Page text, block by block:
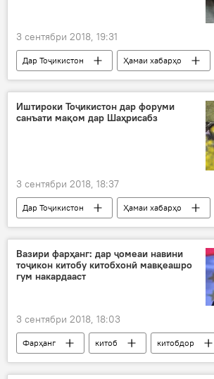
3 сентябри 2018, 19:31
Дар Тоҷикистон
Ҳамаи хабарҳо
ҷоиза
рӯзноманигор
бонувон
Иштироки Тоҷикистон дар форуми
санъати мақом дар Шаҳрисабз
3 сентябри 2018, 18:37
Дар Тоҷикистон
Ҳамаи хабарҳо
ҳайат
Узбакистон
санъат
Вазири фарҳанг: дар ҷомеаи навини
тоҷикон китобу китобхонӣ мавқеашро
гум накардааст
3 сентябри 2018, 18:03
Фарҳанг китоб
китобдор
ҷашн
табрикот
вазир